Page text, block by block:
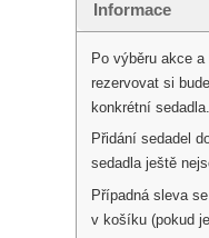
Informace
Po výběru akce
rezervovat si
konkrétní sedadla.
Přidání sedadel
sedadla ještě
Případná sleva
v košíku (pokud